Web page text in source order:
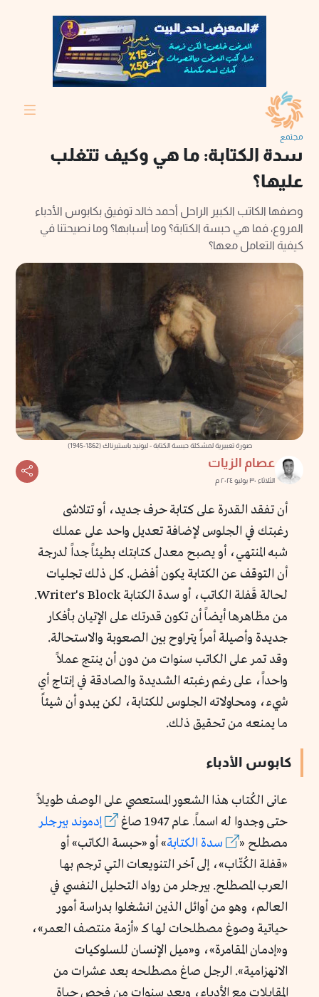
مجتمع
سدة الكتابة: ما هي وكيف تتغلب
عليها؟
وصفها الكاتب الكبير الراحل أحمد خالد توفيق بكابوس الأدباء
المروع، فما هي حبسة الكتابة؟ وما أسبابها؟ وما نصيحتنا في
كيفية التعامل معها؟
صورة تعبيرية لمشكلة حبسة الكتابة - ليونيد باستيرناك (1862-1945)
عصام الزيات
الثلاثاء ٣٠ يوليو ٢٠٢٤ م
أن تفقد القدرة على كتابة حرف جديد، أو تتلاشى
رغبتك في الجلوس لإضافة تعديل واحد على عملك
شبه المنتهي، أو يصبح معدل كتابتك بطيئاً جداً لدرجة
أن التوقف عن الكتابة يكون أفضل. كل ذلك تجليات
لحالة قَفلة الكاتب، أو سدة الكتابة Writer's Block.
من مظاهرها أيضاً أن تكون قدرتك على الإتيان بأفكار
جديدة وأصيلة أمراً يتراوح بين الصعوبة والاستحالة.
وقد تمر على الكاتب سنوات من دون أن ينتج عملاً
واحداً، على رغم رغبته الشديدة والصادقة في إنتاج أي
شيء، ومحاولاته الجلوس للكتابة، لكن يبدو أن شيئاً
ما يمنعه من تحقيق ذلك.
كابوس الأدباء
عانى الكُتاب هذا الشعور المستعصي على الوصف طويلاً
حتى وجدوا له اسماً. عام 1947 صاغ
إدموند بيرجلر
مصطلح «
سدة الكتابة» أو «حبسة الكاتب» أو
«قفلة الكُتّاب»، إلى آخر التنويعات التي ترجم بها
العرب المصطلح. بيرجلر من رواد التحليل النفسي في
العالم، وهو من أوائل الذين انشغلوا بدراسة أمور
حياتية وصوغ مصطلحات لها كـ «أزمة منتصف العمر»،
و«إدمان المقامرة»، و«ميل الإنسان للسلوكيات
الانهزامية». الرجل صاغ مصطلحه بعد عشرات من
المقابلات مع الأدباء، وبعد سنوات من فحص حياة